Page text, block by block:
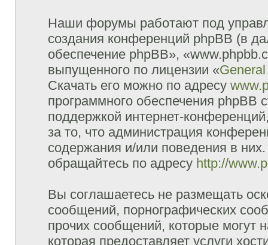
Наши форумы работают под
создания конференций phpBB (в
обеспечение phpBB»,
выпущенного по лицензии «
Скачать его можно по адресу
программного обеспечения phpBB
поддержкой интернет-
за то, что администрация
содержания и/или поведения в
обращайтесь по адресу http://
Вы соглашаетесь не размещать
сообщений, порнографических
прочих сообщений, которые могут
которая предоставляет услуги